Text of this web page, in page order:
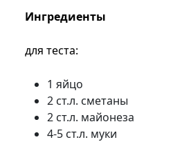
Ингредиенты
для теста:
1 яйцо
2 ст.л. сметаны
2 ст.л. майонеза
4-5 ст.л. муки